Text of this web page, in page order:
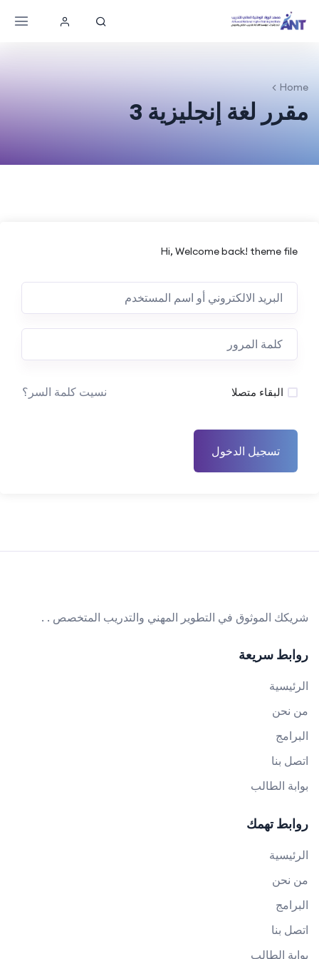
Home
مقرر لغة إنجليزية 3
Hi, Welcome back! theme file
البقاء متصلا نسيت كلمة السر؟
تسجيل الدخول
شريكك الموثوق في التطوير المهني والتدريب المتخصص . .
روابط سريعة
الرئيسية
من نحن
البرامج
اتصل بنا
بوابة الطالب
روابط تهمك
الرئيسية
من نحن
البرامج
اتصل بنا
بوابة الطالب